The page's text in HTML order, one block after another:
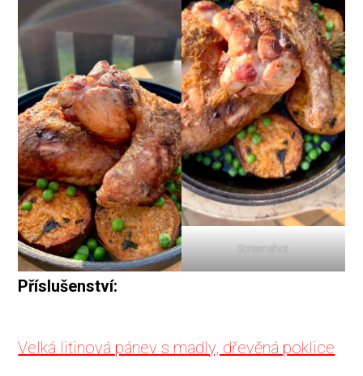
Screenshot
Příslušenství:
Velká litinová pánev s madly, dřevěná poklice